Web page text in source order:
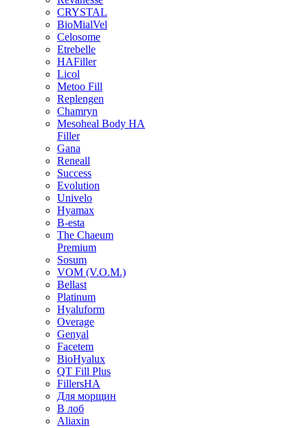
CRYSTAL
BioMialVel
Celosome
Etrebelle
HAFiller
Licol
Metoo Fill
Replengen
Chamryn
Mesoheal Body HA
Filler
Gana
Reneall
Success
Evolution
Univelo
Hyamax
B-esta
The Chaeum
Premium
Sosum
VOM (V.O.M.)
Bellast
Platinum
Hyaluform
Overage
Genyal
Facetem
BioHyalux
QT Fill Plus
FillersHA
Для морщин
В лоб
Aliaxin